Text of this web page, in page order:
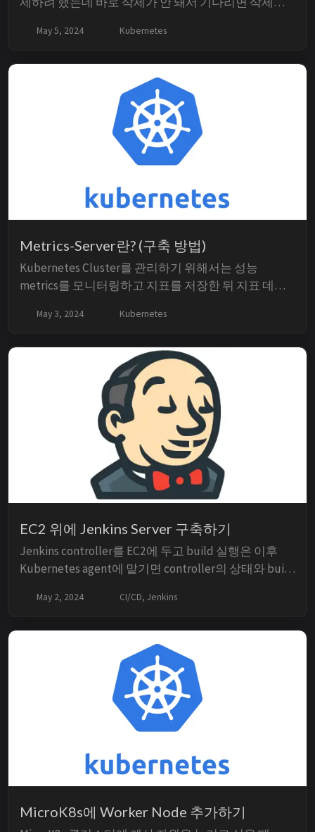
데 아직도 Terminating 상태였다.. 그래서 이번에는
May 5, 2024 Kubernetes
Metrics-Server란? (구축 방법)
Kubernetes Cluster를 관리하기 위해서는 성능
metrics를 모니터링하고 지표를 저장한 뒤 지표 데이
모니터링 솔루션에는 Metric Server, Prometheus,
장 기본적인 Metrics Server를 클러스...
May 3, 2024 Kubernetes
EC2 위에 Jenkins Server 구축하기
Jenkins controller를 EC2에 두고 build 실행은 이후
Kubernetes agent에 맡기면 controller의 상태와 build
24.04에서 Jenkins LTS를 설치하고, 외부 노출과 초기
May 2, 2024 CI/CD, Jenkins
MicroK8s에 Worker Node 추가하기